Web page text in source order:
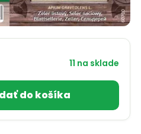
11 na sklade
do košíka